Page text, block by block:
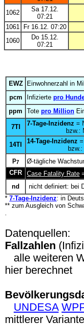
1062
Sa 17.12.
07:21
1061
Fr 16.12. 07:20
1060
Do 15.12.
07:21
EWZ
Einwohnerzahl in
pcm
Infizierte pro
ppm
Tote pro Million
7TI 7-Tage-Inzidenz =
bzw.: Neue
14TI
14-Tage-Inzidenz
bzw.: Neue
p7 Ø-tägliche
CFR
Case Fatality Rate
nd
nicht definiert: bei
* 7-Tage-Inzidenz: in
** zum Ausgleich von
.
Datenquellen:
Fallzahlen
alle weiteren
hier berechnet
UNDESA
mittlerer